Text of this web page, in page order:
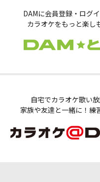
DAMに会員登録・ログ
カラオケをもっと楽し
自宅でカラオケ歌い放
家族や友達と一緒に！練